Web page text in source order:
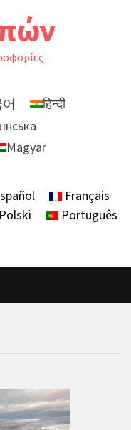
हिन्दी
Magyar
Français
Português